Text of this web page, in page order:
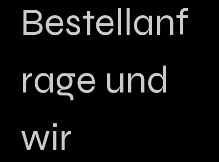
Bestellanf
rage und
wir